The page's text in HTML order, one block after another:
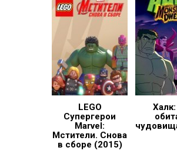
LEGO
Супергерои
Marvel:
Мстители. Снова
в сборе (2015)